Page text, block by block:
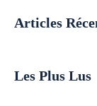
Articles
Les Plus Lus